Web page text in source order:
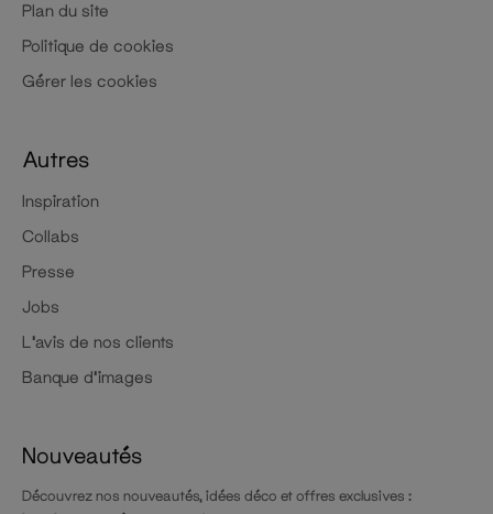
Plan du site
Politique de cookies
Gérer les cookies
Autres
Inspiration
Collabs
Presse
Jobs
L'avis de nos clients
Banque d'images
Nouveautés
Découvrez nos nouveautés, idées déco et offres exclusives :